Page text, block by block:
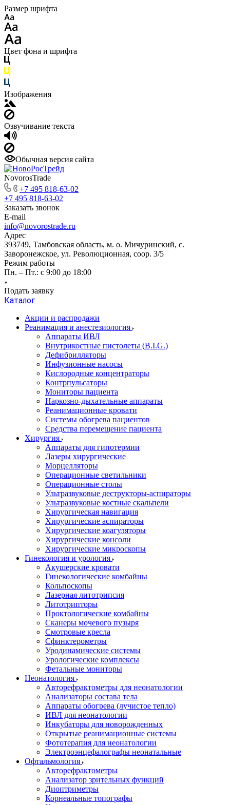
Размер шрифта
Цвет фона и шрифта
Изображения
Озвучивание текста
Обычная версия сайта
NovorosTrade
+7 495 818-63-02
+7 495 818-63-02
Заказать звонок
E-mail
info@novorostrade.ru
Адрес
393749, Тамбовская область, м. о. Мичуринский, с.
Заворонежское, ул. Революционная, соор. 3/5
Режим работы
Пн. – Пт.: с 9:00 до 18:00
Подать заявку
Каталог
Акции и распродажи
Реанимация и анестезиология
Аппараты ИВЛ
Внутрикостные пистолеты (B.I.G.)
Дефибрилляторы
Инфузионные насосы
Кислородные концентраторы
Контрпульсаторы
Мониторы пациента
Наркозно-дыхательные аппараты
Реанимационные кровати
Системы обогрева пациентов
Средства перемещение пациента
Хирургия
Аппараты для гипотермии
Лазеры хирургические
Морцелляторы
Операционные светильники
Операционные столы
Ультразвуковые деструкторы-аспираторы
Ультразвуковые костные скальпели
Хирургическая навигация
Хирургические аспираторы
Хирургические коагуляторы
Хирургические консоли
Хирургические микроскопы
Гинекология и урология
Акушерские кровати
Гинекологические комбайны
Кольпоскопы
Лазерная литотрипсия
Литотрипторы
Проктологические комбайны
Сканеры мочевого пузыря
Смотровые кресла
Сфинктерометры
Уродинамические системы
Урологические комплексы
Фетальные мониторы
Неонатология
Авторефрактометры для неонатологии
Анализаторы состава тела
Аппараты обогрева (лучистое тепло)
ИВЛ для неонатологии
Инкубаторы для новорожденных
Открытые реанимационные системы
Фототерапия для неонатологии
Электроэнцефалографы неонатальные
Офтальмология
Авторефрактометры
Анализатор зрительных функций
Диоптриметры
Корнеальные топографы